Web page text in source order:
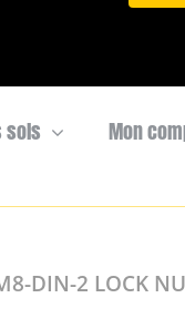
sols Mon
DIN-2 LOCK